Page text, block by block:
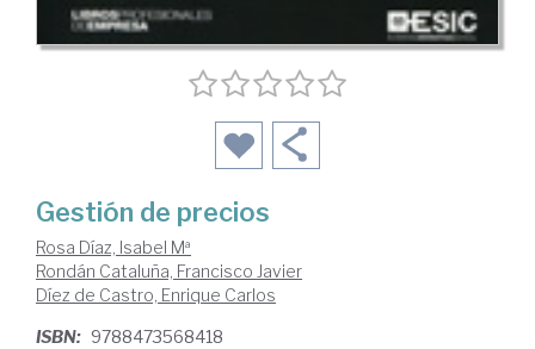
Gestión de precios
Rosa Díaz, Isabel Mª
Rondán Cataluña, Francisco Javier
Díez de Castro, Enrique Carlos
ISBN: 9788473568418